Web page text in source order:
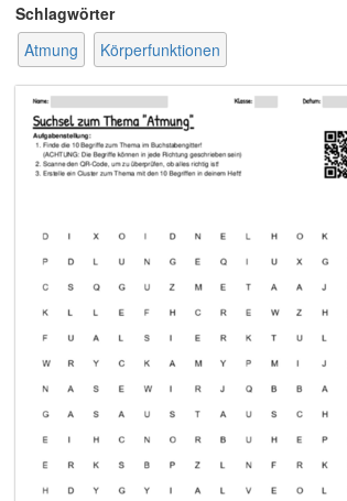
Schlagwörter
Atmung
Körperfunktionen